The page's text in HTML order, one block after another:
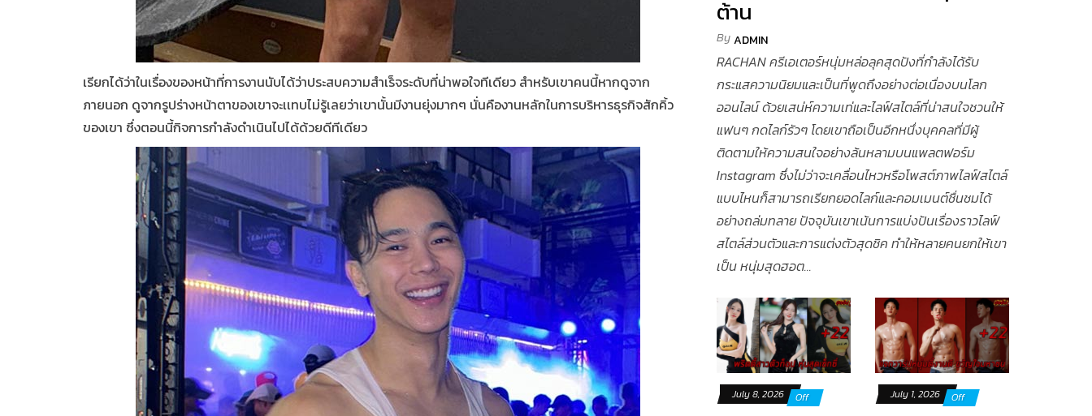
เรียกได้ว่าในเรื่องของหน้าที่การงานนับได้ว่าประสบความสำเร็จระดับที่น่าพอใจทีเดียว สำหรับเขาคนนี้หากดูจาก
ภายนอก ดูจากรูปร่างหน้าตาของเขาจะเเทบไม่รู้เลยว่าเขานั้นมีงานยุ่งมากๆ นั่นคืองานหลักในการบริหารธุรกิจสักคิ้ว
ของเขา ซึ่งตอนนี้กิจการกำลังดำเนินไปได้ด้วยดีทีเดียว
ต้าน
ByADMIN
RACHAN ครีเอเตอร์หนุ่มหล่อลุคสุดปังที่กำลังได้รับ
กระแสความนิยมและเป็นที่พูดถึงอย่างต่อเนื่องบนโลก
ออนไลน์ ด้วยเสน่ห์ความเท่และไลฟ์สไตล์ที่น่าสนใจชวนให้
แฟนๆ กดไลก์รัวๆ โดยเขาถือเป็นอีกหนึ่งบุคคลที่มีผู้
ติดตามให้ความสนใจอย่างล้นหลามบนแพลตฟอร์ม
Instagram ซึ่งไม่ว่าจะเคลื่อนไหวหรือโพสต์ภาพไลฟ์สไตล์
แบบไหนก็สามารถเรียกยอดไลก์และคอมเมนต์ชื่นชมได้
อย่างถล่มทลาย ปัจจุบันเขาเน้นการแบ่งปันเรื่องราวไลฟ์
สไตล์ส่วนตัวและการแต่งตัวสุดชิค ทำให้หลายคนยกให้เขา
เป็น หนุ่มสุดฮอต...
July 8, 2026 Off July 1, 2026 Off